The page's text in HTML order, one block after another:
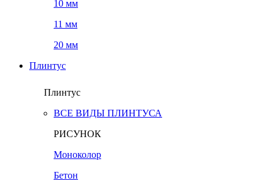
10 мм
11 мм
20 мм
Плинтус
Плинтус
ВСЕ ВИДЫ ПЛИНТУСА
РИСУНОК
Моноколор
Бетон